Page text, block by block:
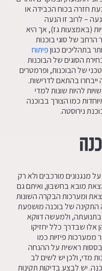
חזרה בכוח הכבידה או
– לרוב זו הנעה
(באמצעות גז), אך היא
של סוגי בוכנות
בתהליכים כגוןפיתוח
הסוגים של הבוכנות
של הבוכנות, ופרמטרים
בהתאם לדרישות.
להיות שונות למדי
כמו הצורך בבוכנה
נירוסטה.
מנגנונים מורכבים ולא רק
מובא בחשבון, ואיתם גם
ומערכות הבקרה השונות
התקינה של בוכנה מושפעת
ולמעשה דווקא
אלו שבדרך כלל יחזיקו
ממערכות פיזיות כמו
ראשית על ההנחה
מדי, ולכן יש לשים לב
יש לבצע בדיקות תקינות